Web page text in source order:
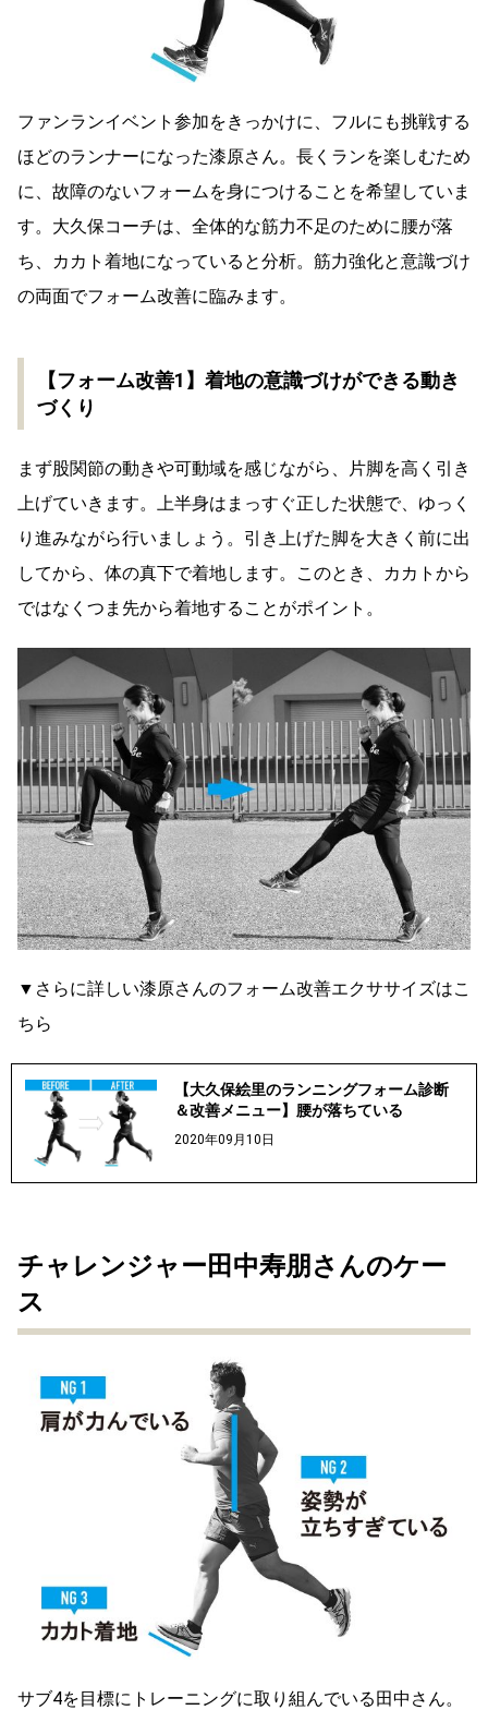
ファンランイベント参加をきっかけに、フルにも挑戦する
ほどのランナーになった漆原さん。長くランを楽しむため
に、故障のないフォームを身につけることを希望していま
す。大久保コーチは、全体的な筋力不足のために腰が落
ち、カカト着地になっていると分析。筋力強化と意識づけ
の両面でフォーム改善に臨みます。
【フォーム改善1】着地の意識づけができる動き
づくり
まず股関節の動きや可動域を感じながら、片脚を高く引き
上げていきます。上半身はまっすぐ正した状態で、ゆっく
り進みながら行いましょう。引き上げた脚を大きく前に出
してから、体の真下で着地します。このとき、カカトから
ではなくつま先から着地することがポイント。
▼さらに詳しい漆原さんのフォーム改善エクササイズはこ
ちら
【大久保絵里のランニングフォーム診断
＆改善メニュー】腰が落ちている
2020年09月10日
チャレンジャー田中寿朋さんのケー
ス
サブ4を目標にトレーニングに取り組んでいる田中さん。